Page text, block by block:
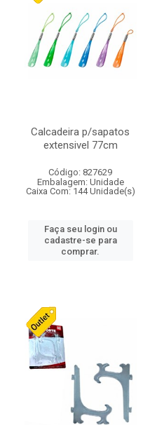
Calcadeira p/sapatos
extensivel 77cm
Código: 827629
Embalagem: Unidade
Caixa Com: 144 Unidade(s)
Faça seu login ou
cadastre-se para
comprar.